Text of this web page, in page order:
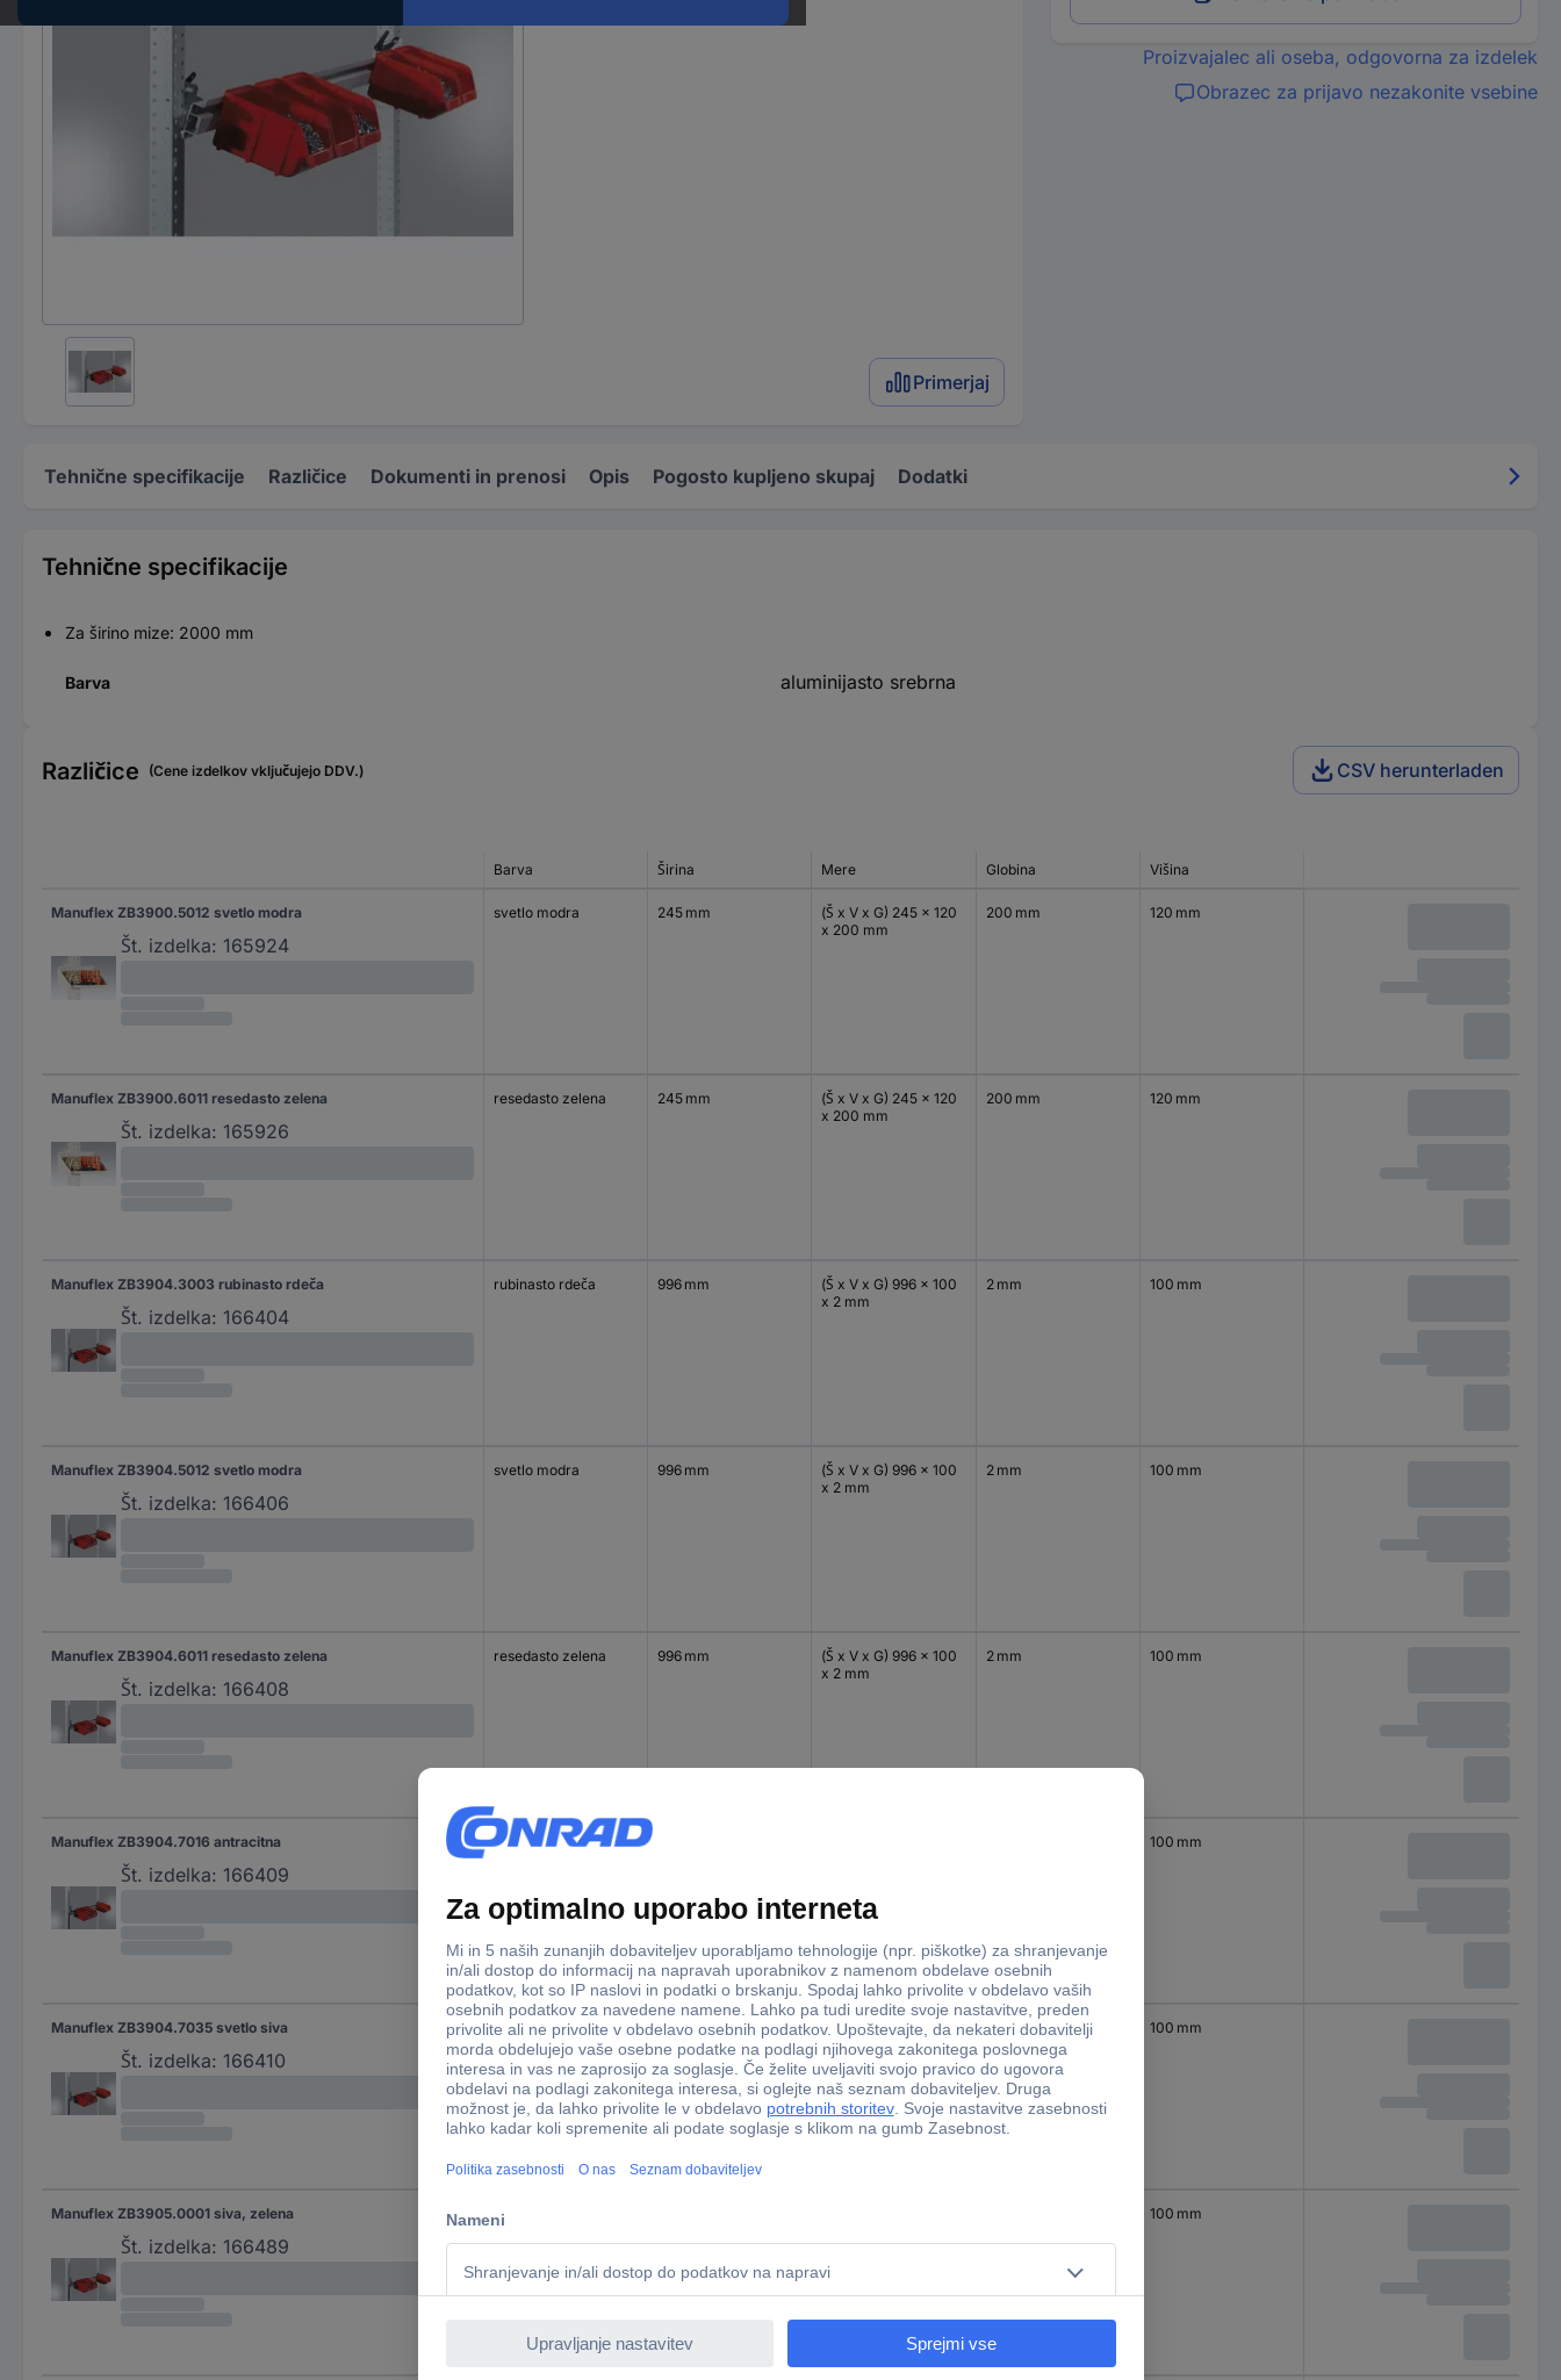
Primerjaj
Proizvajalec ali oseba, odgovorna za izdelek
Obrazec za prijavo nezakonite vsebine
Tehnične specifikacije Različice Dokumenti in prenosi Opis Pogosto kupljeno skupaj Dodatki
Tehnične specifikacije
Za širino mize: 2000 mm
Barva aluminijasto srebrna
Različice (Cene izdelkov vključujejo DDV.) CSV herunterladen
Barva Širina Mere Globina Višina
Manuflex ZB3900.5012 svetlo modra
Št. izdelka: 165924
svetlo modra 245 mm
(Š x V x G) 245 x 120
x 200 mm
200 mm 120 mm
Manuflex ZB3900.6011 resedasto zelena
Št. izdelka: 165926
resedasto zelena 245 mm
(Š x V x G) 245 x 120
x 200 mm
200 mm 120 mm
Manuflex ZB3904.3003 rubinasto rdeča
Št. izdelka: 166404
rubinasto rdeča 996 mm
(Š x V x G) 996 x 100
x 2 mm
2 mm 100 mm
Manuflex ZB3904.5012 svetlo modra
Št. izdelka: 166406
svetlo modra 996 mm
(Š x V x G) 996 x 100
x 2 mm
2 mm 100 mm
Manuflex ZB3904.6011 resedasto zelena
Št. izdelka: 166408
resedasto zelena 996 mm
(Š x V x G) 996 x 100
x 2 mm
2 mm 100 mm
Manuflex ZB3904.7016 antracitna
Št. izdelka: 166409
antracitna 100 mm
Manuflex ZB3904.7035 svetlo siva
Št. izdelka: 166410
svetlo siva 996 mm
(Š x V x G) 996 x 100
x 2 mm
2 mm 100 mm
Manuflex ZB3905.0001 siva, zelena
Št. izdelka: 166489
siva
zelena
100 mm